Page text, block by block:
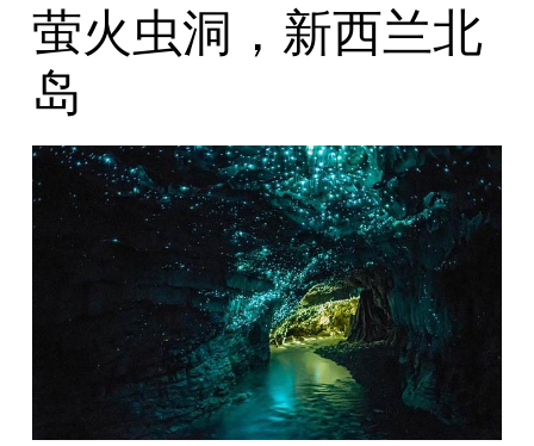
萤火虫洞，新西兰北
岛